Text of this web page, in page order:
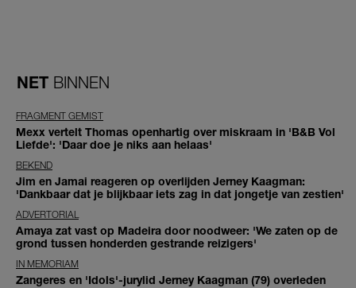
NET BINNEN
FRAGMENT GEMIST
Mexx vertelt Thomas openhartig over miskraam in 'B&B Vol
Liefde': 'Daar doe je niks aan helaas'
BEKEND
Jim en Jamai reageren op overlijden Jerney Kaagman:
'Dankbaar dat je blijkbaar iets zag in dat jongetje van zestien'
ADVERTORIAL
Amaya zat vast op Madeira door noodweer: 'We zaten op de
grond tussen honderden gestrande reizigers'
IN MEMORIAM
Zangeres en 'Idols'-jurylid Jerney Kaagman (79) overleden